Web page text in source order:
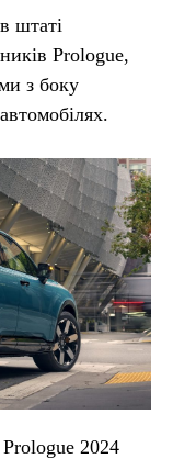
штаті
Prologue,
з боку
Prologue 2024